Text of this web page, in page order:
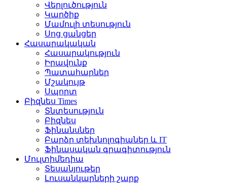
Վերլուծություն
Կարծիք
Մամուլի տեսություն
Սոց ցանցեր
Հասարակական
Հասարակություն
Իրավունք
Պատահարներ
Մշակույթ
Սպորտ
Բիզնես Times
Տնտեսություն
Բիզնես
Ֆինանսներ
Բարձր տեխնոլոգիաներ և IT
Ֆինասական գրագիտություն
Մուլտիմեդիա
Տեսանյութեր
Լուսանկարների շարք